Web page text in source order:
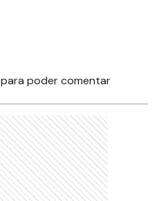
para poder comentar